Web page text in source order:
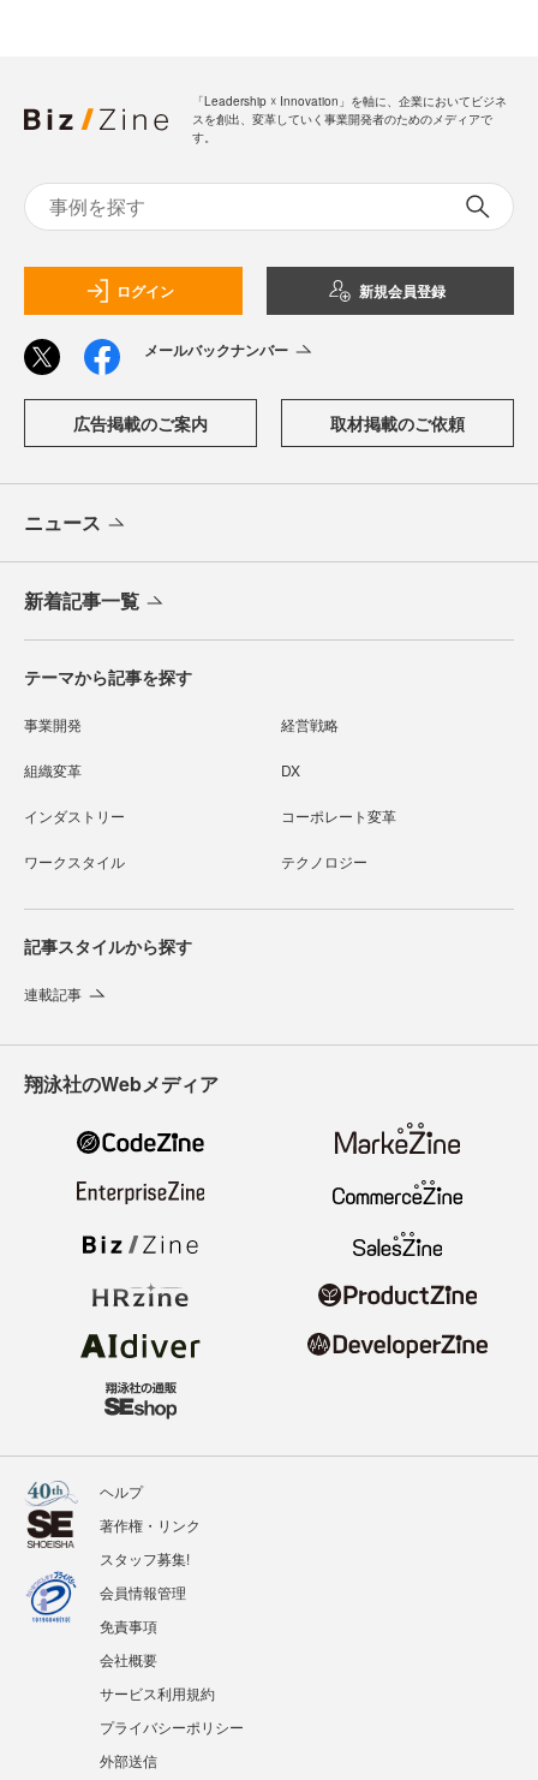
「Leadership ☓ Innovation」を軸に、企業においてビジネ
スを創出、変革していく事業開発者のためのメディアで
す。
ログイン 新規会員登録
メールバックナンバー
広告掲載のご案内 取材掲載のご依頼
ニュース
新着記事一覧
テーマから記事を探す
事業開発 経営戦略
組織変革 DX
インダストリー コーポレート変革
ワークスタイル テクノロジー
記事スタイルから探す
連載記事
翔泳社のWebメディア
ヘルプ
著作権・リンク
スタッフ募集!
会員情報管理
免責事項
会社概要
サービス利用規約
プライバシーポリシー
外部送信